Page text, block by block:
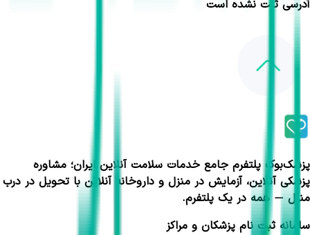
آدرسی ثبت نشده است
پزشک‌بوک پلتفرم جامع خدمات سلامت آنلاین ایران؛ مشاوره
پزشکی آنلاین، آزمایش در منزل و داروخانه آنلاین با تحویل در درب
منزل — همه در یک پلتفرم.
سامانه ثبت نام پزشکان و مراکز